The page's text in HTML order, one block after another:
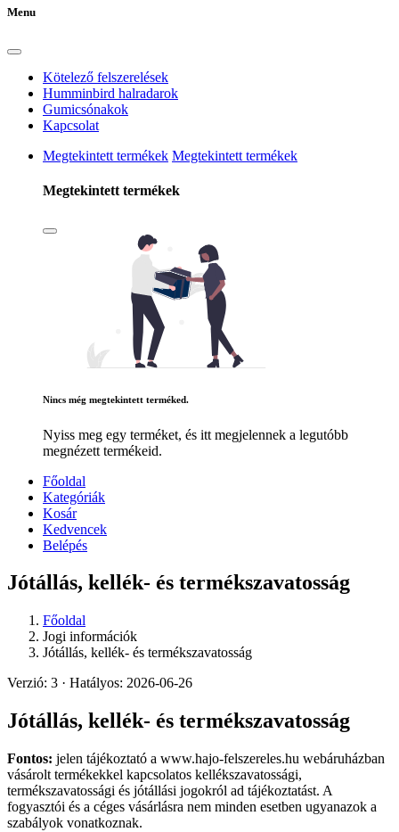
Menu
Kötelező felszerelések
Humminbird halradarok
Gumicsónakok
Kapcsolat
Megtekintett termékek Megtekintett termékek
Megtekintett termékek
Nincs még megtekintett terméked.
Nyiss meg egy terméket, és itt megjelennek a legutóbb
megnézett termékeid.
Főoldal
Kategóriák
Kosár
Kedvencek
Belépés
Jótállás, kellék- és termékszavatosság
Főoldal
Jogi információk
Jótállás, kellék- és termékszavatosság
Verzió: 3 · Hatályos: 2026-06-26
Jótállás, kellék- és termékszavatosság
Fontos: jelen tájékoztató a www.hajo-felszereles.hu webáruházban
vásárolt termékekkel kapcsolatos kellékszavatossági,
termékszavatossági és jótállási jogokról ad tájékoztatást. A
fogyasztói és a céges vásárlásra nem minden esetben ugyanazok a
szabályok vonatkoznak.